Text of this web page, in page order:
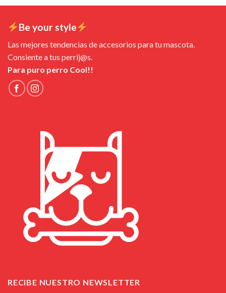
Be your style
Las mejores tendencias de accesorios para tu mascota.
Consiente a tus perrij@s.
Para puro perro Cool!!
RECIBE NUESTRO NEWSLETTER